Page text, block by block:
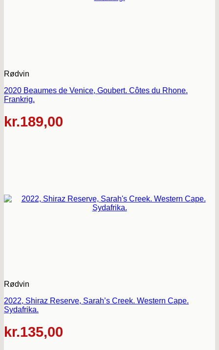
Rødvin
2020 Beaumes de Venice, Goubert. Côtes du Rhone.
Frankrig.
kr.189,00
Rødvin
2022, Shiraz Reserve, Sarah’s Creek. Western Cape.
Sydafrika.
kr.135,00